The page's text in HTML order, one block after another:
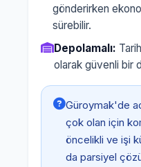
gönderirken
sürebilir.
Depolamalı:
olarak güvenli bir
Güroymak'de
çok olan için
öncelikli ve işi
da parsiyel